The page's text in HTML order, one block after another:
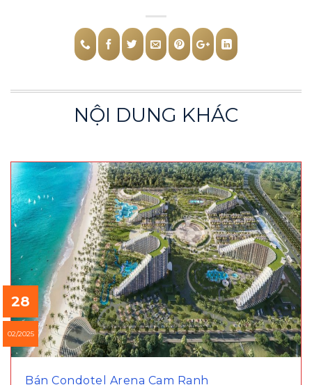
NỘI DUNG KHÁC
28
02/2025
Bán Condotel Arena Cam Ranh